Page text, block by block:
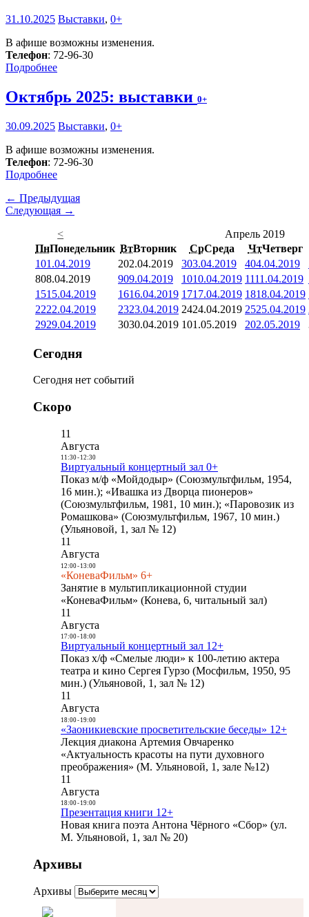
31.10.2025 Выставки, 0+
В афише возможны изменения.
Телефон: 72-96-30
Подробнее
Октябрь 2025: выставки 0+
30.09.2025 Выставки, 0+
В афише возможны изменения.
Телефон: 72-96-30
Подробнее
← Предыдущая
Следующая →
<
Апрель 2019
ПнПонедельник ВтВторник СрСреда ЧтЧетверг
101.04.2019 202.04.2019 303.04.2019 404.04.2019
808.04.2019 909.04.2019 1010.04.2019 1111.04.2019
1515.04.2019 1616.04.2019 1717.04.2019 1818.04.2019
2222.04.2019 2323.04.2019 2424.04.2019 2525.04.2019
2929.04.2019 3030.04.2019 101.05.2019 202.05.2019
Сегодня
Сегодня нет событий
Скоро
11
Августа
11:30- 12:30
Виртуальный концертный зал 0+
Показ м/ф «Мойдодыр» (Союзмультфильм, 1954,
16 мин.); «Ивашка из Дворца пионеров»
(Союзмультфильм, 1981, 10 мин.); «Паровозик из
Ромашкова» (Союзмультфильм, 1967, 10 мин.)
(Ульяновой, 1, зал № 12)
11
Августа
12:00- 13:00
«КоневаФильм» 6+
Занятие в мультипликационной студии
«КоневаФильм» (Конева, 6, читальный зал)
11
Августа
17:00- 18:00
Виртуальный концертный зал 12+
Показ х/ф «Смелые люди» к 100-летию актера
театра и кино Сергея Гурзо (Мосфильм, 1950, 95
мин.) (Ульяновой, 1, зал № 12)
11
Августа
18:00- 19:00
«Заоникиевские просветительские беседы» 12+
Лекция диакона Артемия Овчаренко
«Актуальность красоты на пути духовного
преображения» (М. Ульяновой, 1, зале №12)
11
Августа
18:00- 19:00
Презентация книги 12+
Новая книга поэта Антона Чёрного «Сбор» (ул.
М. Ульяновой, 1, зал № 20)
Архивы
Архивы